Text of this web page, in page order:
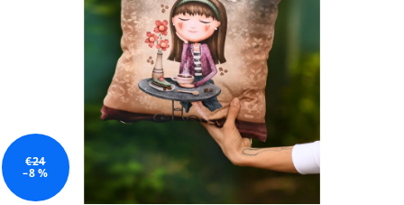
hviezdičiek.
€24
–8 %